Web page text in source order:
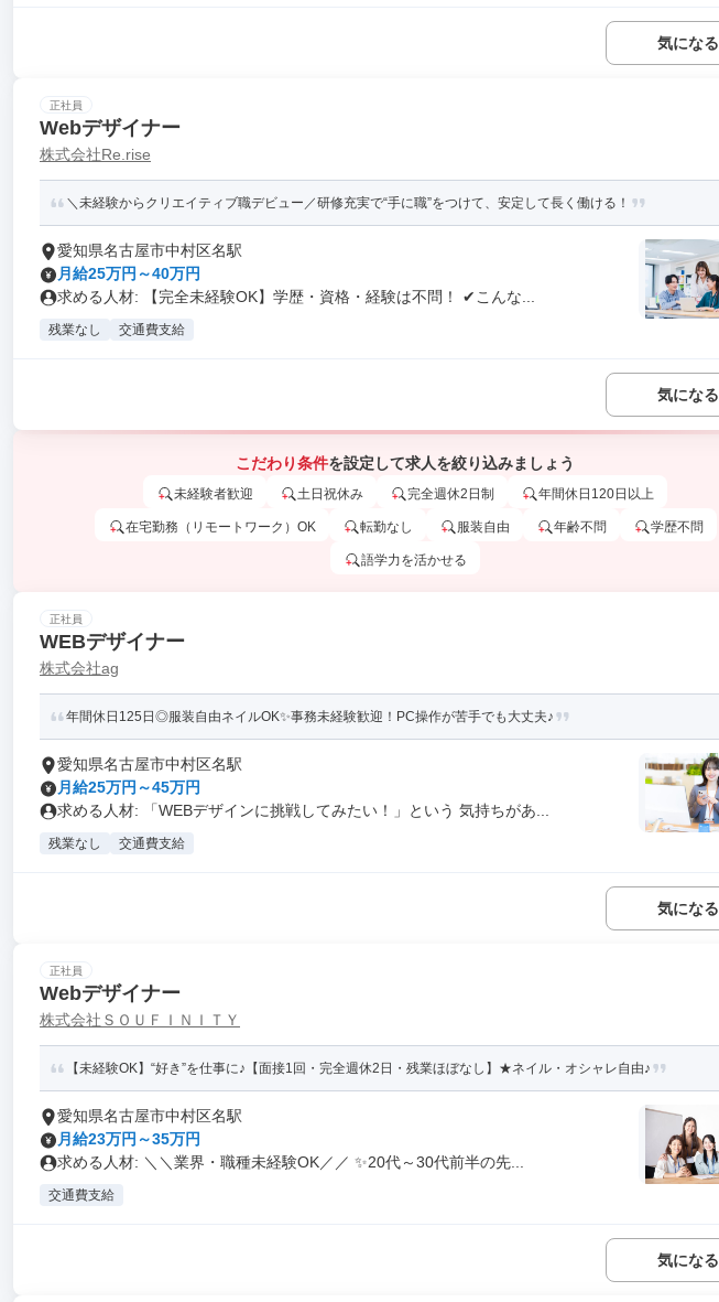
気になる
正社員
Webデザイナー
株式会社Re.rise
＼未経験からクリエイティブ職デビュー／研修充実で“手に職”をつけて、安定して長く働ける！
愛知県名古屋市中村区名駅
月給25万円～40万円
求める人材: 【完全未経験OK】学歴・資格・経験は不問！ ✔こんな...
残業なし 交通費支給
気になる
こだわり条件を設定して求人を絞り込みましょう
未経験者歓迎 土日祝休み 完全週休2日制 年間休日120日以上
在宅勤務（リモートワーク）OK 転勤なし 服装自由 年齢不問 学歴不問
語学力を活かせる
正社員
WEBデザイナー
株式会社ag
年間休日125日◎服装自由ネイルOK✨事務未経験歓迎！PC操作が苦手でも大丈夫♪
愛知県名古屋市中村区名駅
月給25万円～45万円
求める人材: 「WEBデザインに挑戦してみたい！」という 気持ちがあ...
残業なし 交通費支給
気になる
正社員
Webデザイナー
株式会社ＳＯＵＦＩＮＩＴＹ
【未経験OK】“好き”を仕事に♪【面接1回・完全週休2日・残業ほぼなし】★ネイル・オシャレ自由♪
愛知県名古屋市中村区名駅
月給23万円～35万円
求める人材: ＼＼業界・職種未経験OK／／ ✨20代～30代前半の先...
交通費支給
気になる